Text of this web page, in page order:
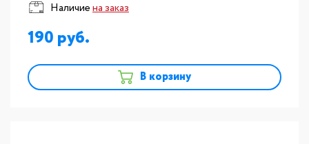
Наличиена заказ
190
В корзину